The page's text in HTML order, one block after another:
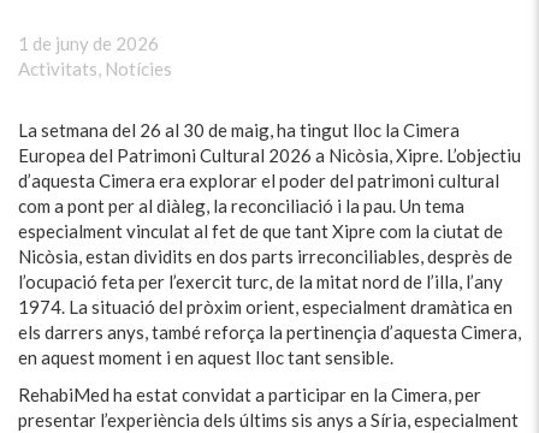
1 de juny de 2026
Activitats, Notícies
La setmana del 26 al 30 de maig, ha tingut lloc la Cimera
Europea del Patrimoni Cultural 2026 a Nicòsia, Xipre. L’objectiu
d’aquesta Cimera era explorar el poder del patrimoni cultural
com a pont per al diàleg, la reconciliació i la pau. Un tema
especialment vinculat al fet de que tant Xipre com la ciutat de
Nicòsia, estan dividits en dos parts irreconciliables, desprès de
l’ocupació feta per l’exercit turc, de la mitat nord de l’illa, l’any
1974. La situació del pròxim orient, especialment dramàtica en
els darrers anys, també reforça la pertinençia d’aquesta Cimera,
en aquest moment i en aquest lloc tant sensible.
RehabiMed ha estat convidat a participar en la Cimera, per
presentar l’experiència dels últims sis anys a Síria, especialment